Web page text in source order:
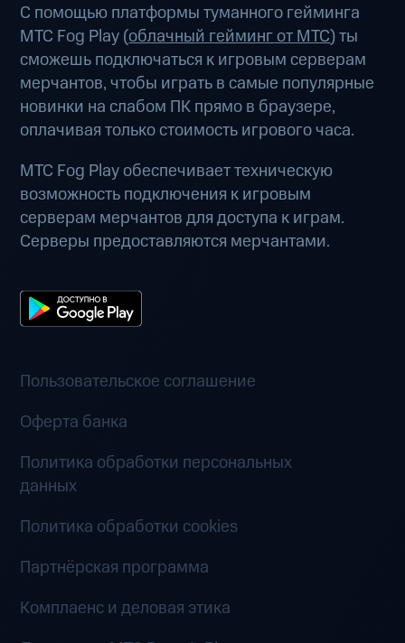
С помощью платформы туманного гейминга
МТС Fog Play (облачный гейминг от МТС) ты
сможешь подключаться к игровым серверам
мерчантов, чтобы играть в самые популярные
новинки на слабом ПК прямо в браузере,
оплачивая только стоимость игрового часа.
МТС Fog Play обеспечивает техническую
возможность подключения к игровым
серверам мерчантов для доступа к играм.
Серверы предоставляются мерчантами.
Пользовательское соглашение
Оферта банка
Политика обработки персональных
данных
Политика обработки cookies
Партнёрская программа
Комплаенс и деловая этика